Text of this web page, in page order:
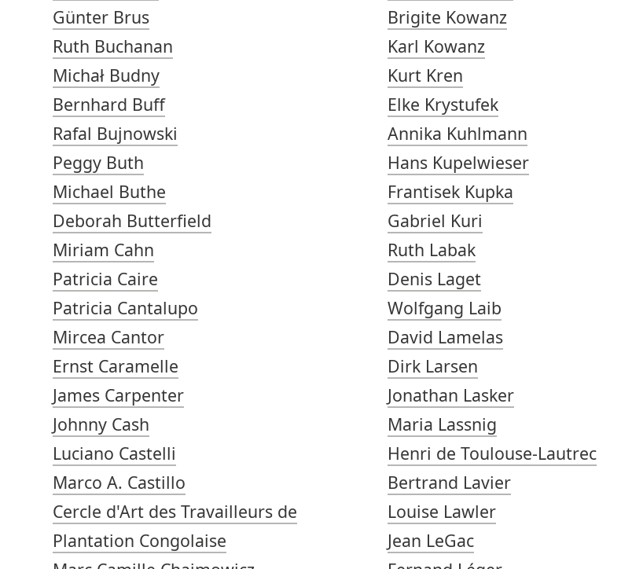
Günter Brus
Ruth Buchanan
Michał Budny
Bernhard Buff
Rafal Bujnowski
Peggy Buth
Michael Buthe
Deborah Butterfield
Miriam Cahn
Patricia Caire
Patricia Cantalupo
Mircea Cantor
Ernst Caramelle
James Carpenter
Johnny Cash
Luciano Castelli
Marco A. Castillo
Cercle d'Art des Travailleurs de
Plantation Congolaise
Brigite Kowanz
Karl Kowanz
Kurt Kren
Elke Krystufek
Annika Kuhlmann
Hans Kupelwieser
Frantisek Kupka
Gabriel Kuri
Ruth Labak
Denis Laget
Wolfgang Laib
David Lamelas
Dirk Larsen
Jonathan Lasker
Maria Lassnig
Henri de Toulouse-Lautrec
Bertrand Lavier
Louise Lawler
Jean LeGac